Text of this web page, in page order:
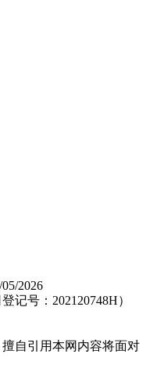
2026
记号：202120748H）
自引用本网内容将面对